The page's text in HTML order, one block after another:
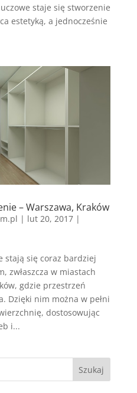
staje się stworzenie
estetyką, a jednocześnie
– Warszawa, Kraków
| lut 20, 2017|
stają się coraz bardziej
zwłaszcza w miastach
gdzie przestrzeń
Dzięki nim można w pełni
dostosowując
i...